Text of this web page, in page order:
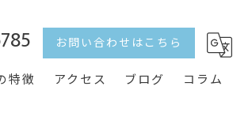
お問い合わせはこちら
特徴 アクセス ブログ コラム